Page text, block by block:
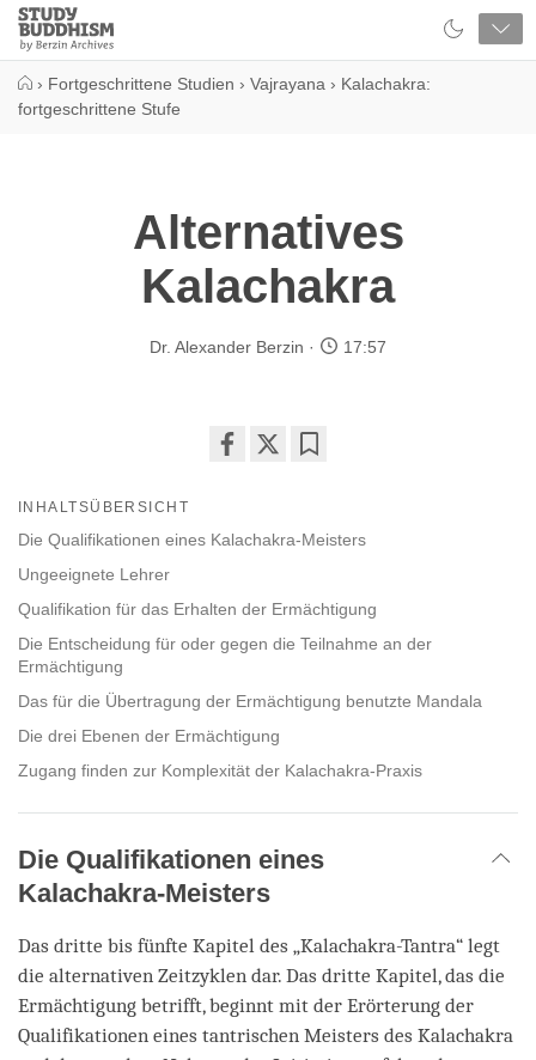
Close
Study
Buddhism
› Fortgeschrittene Studien › Vajrayana › Kalachakra:
fortgeschrittene Stufe
Alternatives
Kalachakra
Dr. Alexander Berzin 17:57
facebook
INHALTSÜBERSICHT
Die Qualifikationen eines Kalachakra-Meisters
Ungeeignete Lehrer
Qualifikation für das Erhalten der Ermächtigung
Die Entscheidung für oder gegen die Teilnahme an der
Ermächtigung
Das für die Übertragung der Ermächtigung benutzte Mandala
Die drei Ebenen der Ermächtigung
Zugang finden zur Komplexität der Kalachakra-Praxis
Die Qualifikationen eines
Kalachakra-Meisters
Das dritte bis fünfte Kapitel des „Kalachakra-Tantra“ legt
die alternativen Zeitzyklen dar. Das dritte Kapitel, das die
Ermächtigung betrifft, beginnt mit der Erörterung der
Qualifikationen eines tantrischen Meisters des Kalachakra